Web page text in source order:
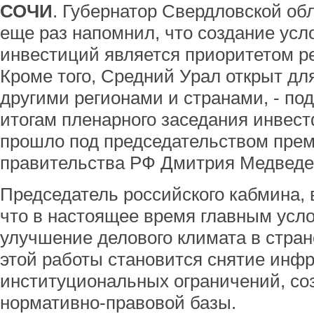
СОЧИ. Губернатор Свердловской
еще раз напомнил, что создание
инвестиций является приоритетом
Кроме того, Средний Урал открыт
другими регионами и странами, -
итогам пленарного заседания
прошло под председательством
правительства РФ Дмитрия
Председатель российского кабмина,
что в настоящее время главным
улучшение делового климата в
этой работы становится снятие
институциональных ограничений,
нормативно-правовой базы.